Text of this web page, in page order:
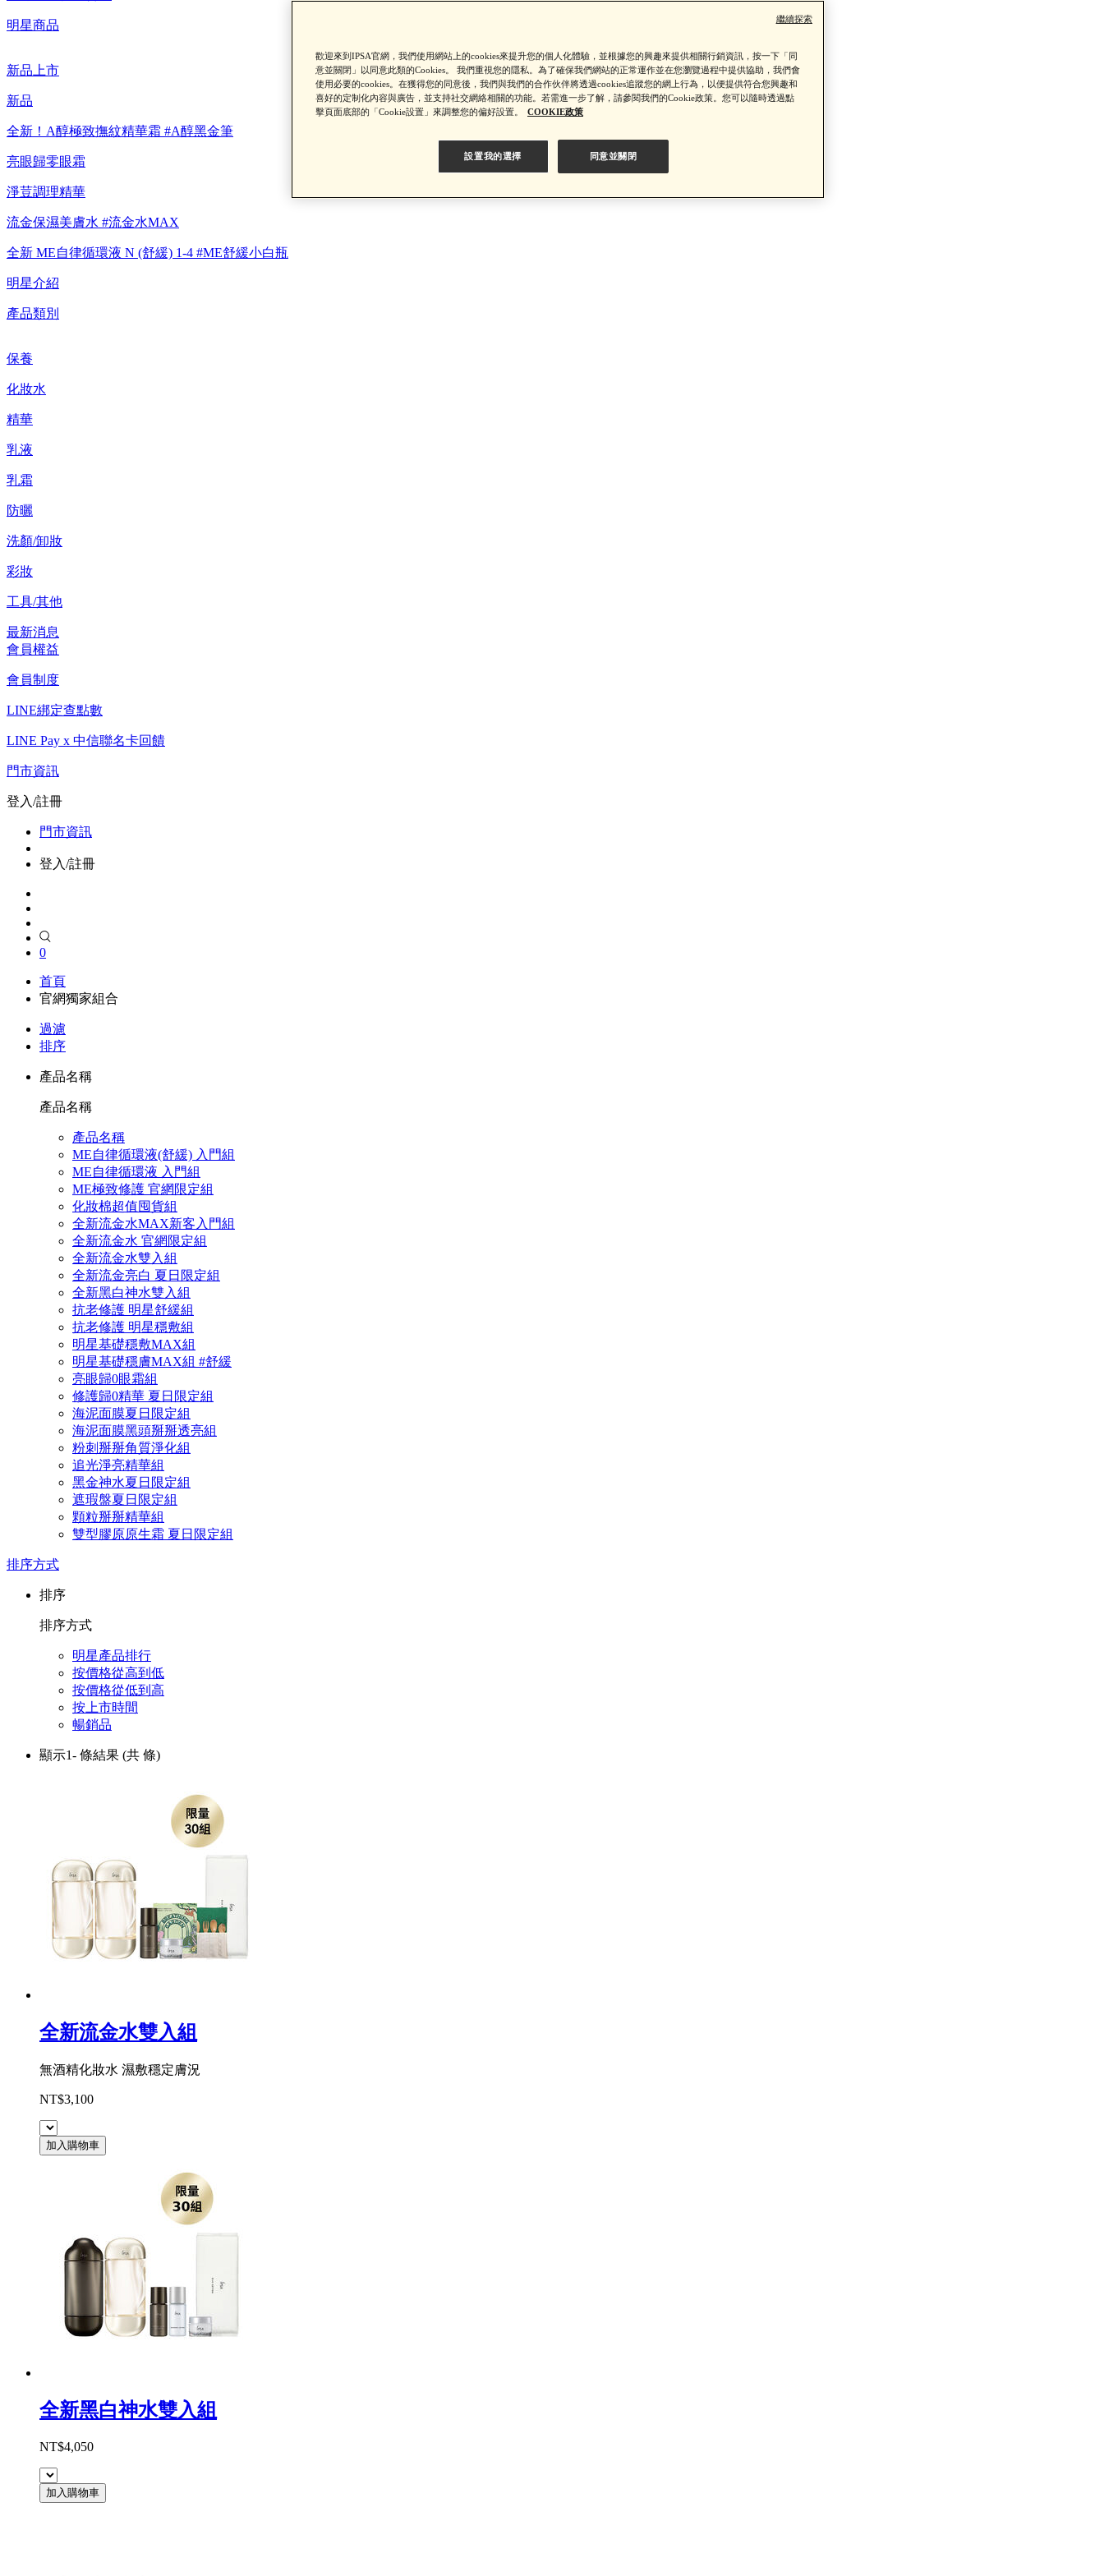
【重要公告】IPSA 無法驗證非官方通路銷售之品牌商品的真實性，也無法協助此類商品的售後服務
明星商品
新品上市
新品
全新！A醇極致撫紋精華霜 #A醇黑金筆
亮眼歸零眼霜
淨荳調理精華
流金保濕美膚水 #流金水MAX
全新 ME自律循環液 N (舒緩) 1-4 #ME舒緩小白瓶
明星介紹
產品類別
保養
化妝水
精華
乳液
乳霜
防曬
洗顏/卸妝
彩妝
工具/其他
最新消息
會員權益
會員制度
LINE綁定查點數
LINE Pay x 中信聯名卡回饋
門市資訊
登入/註冊
門市資訊
登入/註冊
0
首頁
官網獨家組合
過濾
排序
產品名稱
產品名稱
產品名稱
ME自律循環液(舒緩) 入門組
ME自律循環液 入門組
ME極致修護 官網限定組
化妝棉超值囤貨組
全新流金水MAX新客入門組
全新流金水 官網限定組
全新流金水雙入組
全新流金亮白 夏日限定組
全新黑白神水雙入組
抗老修護 明星舒緩組
抗老修護 明星穩敷組
明星基礎穩敷MAX組
明星基礎穩膚MAX組 #舒緩
亮眼歸0眼霜組
修護歸0精華 夏日限定組
海泥面膜夏日限定組
海泥面膜黑頭掰掰透亮組
粉刺掰掰角質淨化組
追光淨亮精華組
黑金神水夏日限定組
遮瑕盤夏日限定組
顆粒掰掰精華組
雙型膠原原生霜 夏日限定組
排序方式
排序
排序方式
明星產品排行
按價格從高到低
按價格從低到高
按上市時間
暢銷品
顯示1- 條結果 (共 條)
全新流金水雙入組
無酒精化妝水 濕敷穩定膚況
NT$3,100
加入購物車
全新黑白神水雙入組
NT$4,050
加入購物車
歡迎來到IPSA官網，我們使用網站上的cookies來提升您的個人化體驗，並根據您的興趣來提供相關行銷資訊，按一下「同
意並關閉」以同意此類的Cookies。 我們重視您的隱私。為了確保我們網站的正常運作並在您瀏覽過程中提供協助，我們會
使用必要的cookies。在獲得您的同意後，我們與我們的合作伙伴將透過cookies追蹤您的網上行為，以便提供符合您興趣和
喜好的定制化內容與廣告，並支持社交網絡相關的功能。若需進一步了解，請參閱我們的Cookie政策。您可以隨時透過點
擊頁面底部的「Cookie設置」來調整您的偏好設置。
COOKIE政策
設置我的選擇 同意並關閉
繼續探索